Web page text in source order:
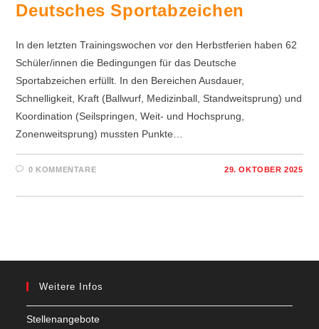
Deutsches Sportabzeichen
In den letzten Trainingswochen vor den Herbstferien haben 62
Schüler/innen die Bedingungen für das Deutsche
Sportabzeichen erfüllt. In den Bereichen Ausdauer,
Schnelligkeit, Kraft (Ballwurf, Medizinball, Standweitsprung) und
Koordination (Seilspringen, Weit- und Hochsprung,
Zonenweitsprung) mussten Punkte…
0 KOMMENTARE 29. OKTOBER 2025
Weitere Infos
Stellenangebote